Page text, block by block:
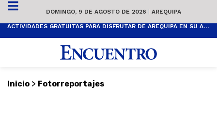
DOMINGO, 9 DE AGOSTO DE 2026 | AREQUIPA
ACTIVIDADES GRATUITAS PARA DISFRUTAR DE AREQUIPA EN SU ANIVERSARIO
Inicio > Fotorreportajes